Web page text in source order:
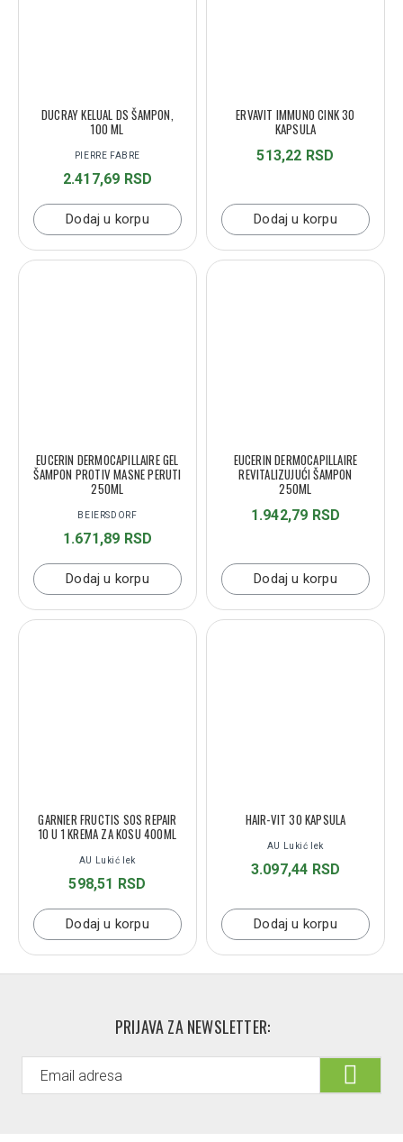
PIERRE FABRE
DUCRAY KELUAL DS ŠAMPON,
100 ML
2.417,69 RSD
Dodaj u korpu
ERVAVIT IMMUNO CINK 30
KAPSULA
513,22 RSD
Dodaj u korpu
BEIERSDORF
EUCERIN DERMOCAPILLAIRE GEL
ŠAMPON PROTIV MASNE PERUTI
250ML
1.671,89 RSD
Dodaj u korpu
EUCERIN DERMOCAPILLAIRE
REVITALIZUJUĆI ŠAMPON
250ML
1.942,79 RSD
Dodaj u korpu
AU Lukić lek
GARNIER FRUCTIS SOS REPAIR
10 U 1 KREMA ZA KOSU 400ML
598,51 RSD
Dodaj u korpu
AU Lukić lek
HAIR-VIT 30 KAPSULA
3.097,44 RSD
Dodaj u korpu
PRIJAVA ZA NEWSLETTER: